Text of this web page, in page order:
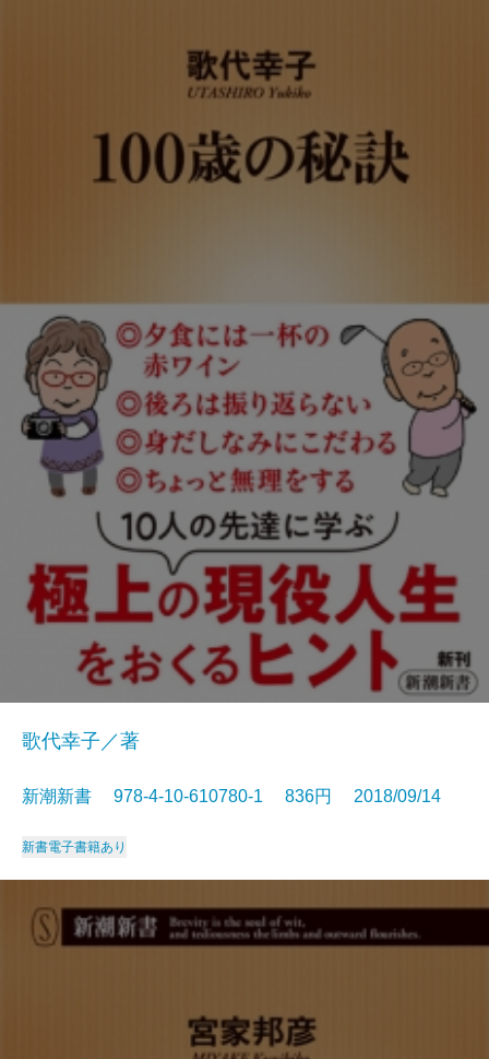
歌代幸子／著
新潮新書 978-4-10-610780-1 836円 2018/09/14
新書電子書籍あり